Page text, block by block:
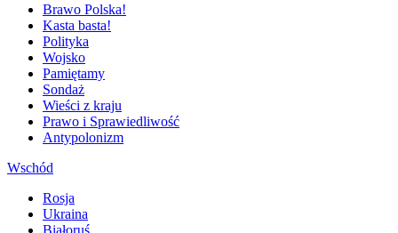
Brawo Polska!
Kasta basta!
Polityka
Wojsko
Pamiętamy
Sondaż
Wieści z kraju
Prawo i Sprawiedliwość
Antypolonizm
Wschód
Rosja
Ukraina
Białoruś